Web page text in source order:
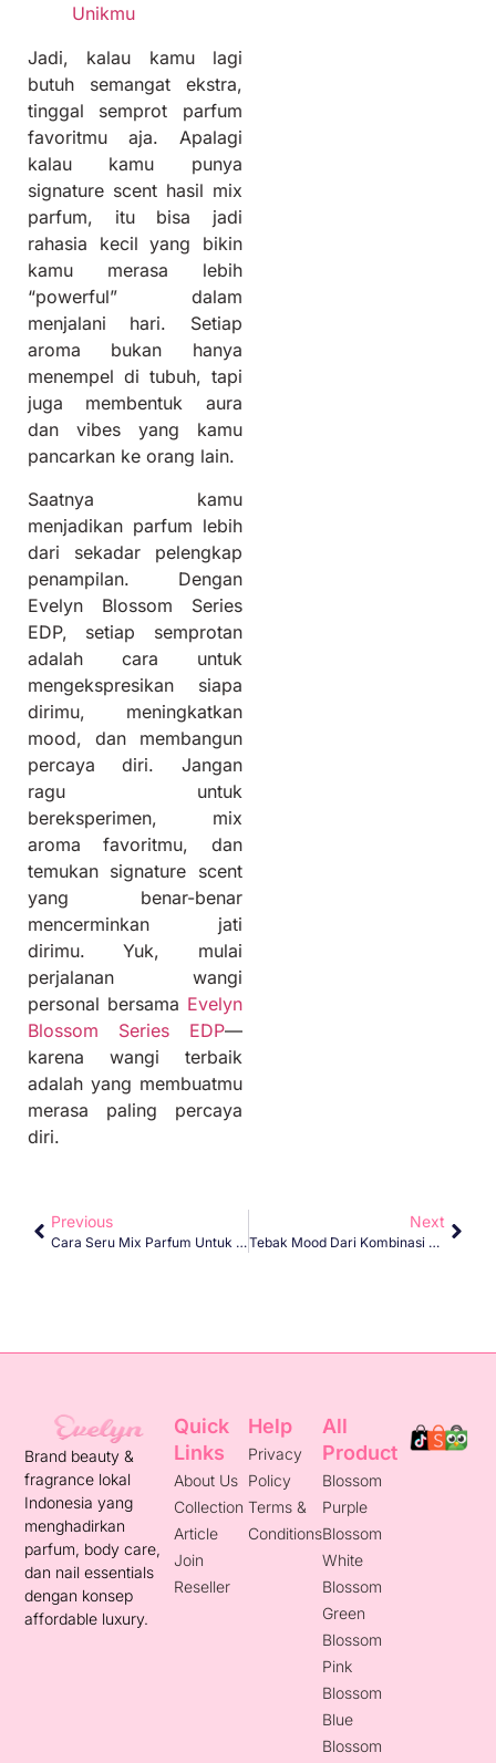
Unikmu
Jadi, kalau kamu lagi
butuh semangat ekstra,
tinggal semprot parfum
favoritmu aja. Apalagi
kalau kamu punya
signature scent hasil mix
parfum, itu bisa jadi
rahasia kecil yang bikin
kamu merasa lebih
“powerful” dalam
menjalani hari. Setiap
aroma bukan hanya
menempel di tubuh, tapi
juga membentuk aura
dan vibes yang kamu
pancarkan ke orang lain.
Saatnya kamu
menjadikan parfum lebih
dari sekadar pelengkap
penampilan. Dengan
Evelyn Blossom Series
EDP, setiap semprotan
adalah cara untuk
mengekspresikan siapa
dirimu, meningkatkan
mood, dan membangun
percaya diri. Jangan
ragu untuk
bereksperimen, mix
aroma favoritmu, dan
temukan signature scent
yang benar-benar
mencerminkan jati
dirimu. Yuk, mulai
perjalanan wangi
personal bersama Evelyn
Blossom Series EDP—
karena wangi terbaik
adalah yang membuatmu
merasa paling percaya
diri.
Previous
Cara Seru Mix Parfum Untuk Ciptakan Aroma Personal Unikmu
Next
Tebak Mood Dari Kombinasi Wangi Evelyn Blossom EDP
Brand beauty &
fragrance lokal
Indonesia yang
menghadirkan
parfum, body care,
dan nail essentials
dengan konsep
affordable luxury.
Quick
Links
About Us
Collection
Article
Join
Reseller
Help
Privacy
Policy
Terms &
Conditions
All
Product
Blossom
Purple
Blossom
White
Blossom
Green
Blossom
Pink
Blossom
Blue
Blossom